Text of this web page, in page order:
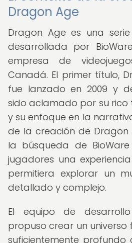
Dragon Age
Dragon Age es una
desarrollada por
empresa de
Canadá. El primer título,
fue lanzado en 2009 y
sido aclamado por su rico
y su enfoque en la
de la creación de Dragon
la búsqueda de
jugadores una
permitiera explorar un
detallado y complejo.
El equipo de
propuso crear un universo
suficientemente